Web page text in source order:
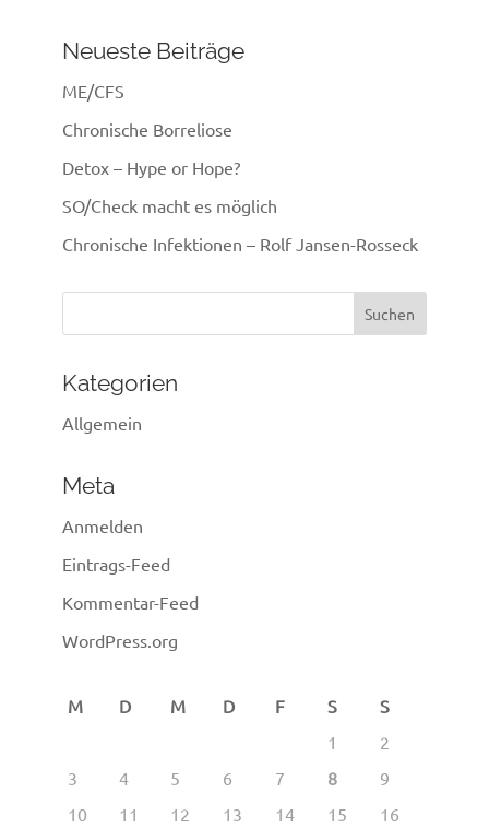
Neueste Beiträge
ME/CFS
Chronische Borreliose
Detox – Hype or Hope?
SO/Check macht es möglich
Chronische Infektionen – Rolf Jansen-Rosseck
Kategorien
Allgemein
Meta
Anmelden
Eintrags-Feed
Kommentar-Feed
WordPress.org
M D M D F S
S
1
2
3
4 5 6 7 8
9
10
11 12 13 14 15 16